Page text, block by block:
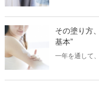
の位置が下が
介します。
その塗り方
基本”
一年を通して